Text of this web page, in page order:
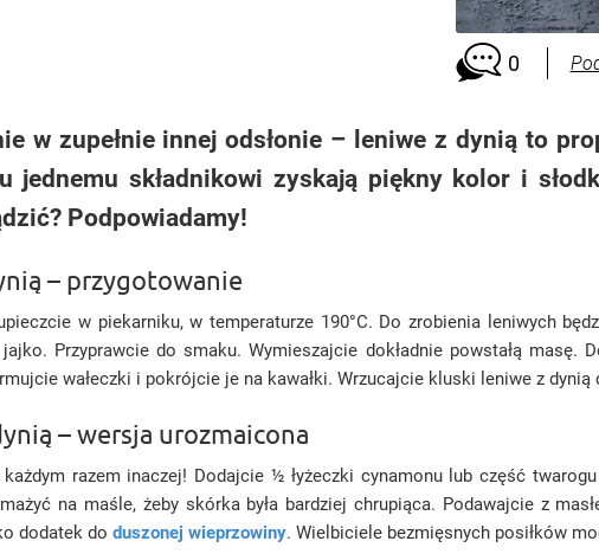
0
w zupełnie innej odsłonie – leniwe z dynią to
jednemu składnikowi zyskają piękny kolor i
Podpowiadamy!
– przygotowanie
w piekarniku, w temperaturze 190°C. Do zrobienia leniwych
Przyprawcie do smaku. Wymieszajcie dokładnie powstałą
wałeczki i pokrójcie je na kawałki. Wrzucajcie kluski leniwe z
– wersja urozmaicona
razem inaczej! Dodajcie ½ łyżeczki cynamonu lub część
na maśle, żeby skórka była bardziej chrupiąca. Podawajcie z
dodatek do duszonej wieprzowiny. Wielbiciele bezmięsnych posiłków